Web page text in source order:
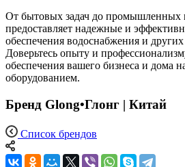
От бытовых задач до промышленных
предоставляет надежные и
обеспечения водоснабжения и
Доверьтесь опыту и
обеспечения вашего бизнеса и дома
оборудованием.
Бренд Glong•Глонг | Китай
Список брендов